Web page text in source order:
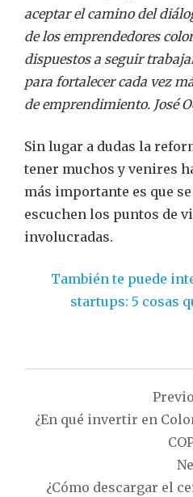
aceptar el camino del
de los emprendedores
dispuestos a seguir
para fortalecer cada vez
de emprendimiento. José
Sin lugar a dudas la
tener muchos y venires
más importante es que
escuchen los puntos de
involucradas.
También te puede
startups: 5 cosas
Navegación
de
¿En qué invertir en
¿Cómo descargar el